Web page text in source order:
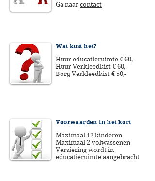
Ga naar contact
Wat kost het?
Huur educatieruimte € 60,-
Huur Verkleedkist € 60,-
Borg Verkleedkist € 50,-
Voorwaarden in het kort
Maximaal 12 kinderen
Maximaal 2 volwassenen
Versiering wordt in
educatieruimte aangebracht